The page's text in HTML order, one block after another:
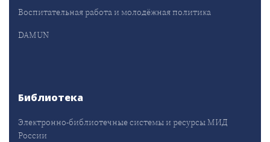
Воспитательная работа и молодёжная политика
DAMUN
Библиотека
Электронно-библиотечные системы и ресурсы МИД
России